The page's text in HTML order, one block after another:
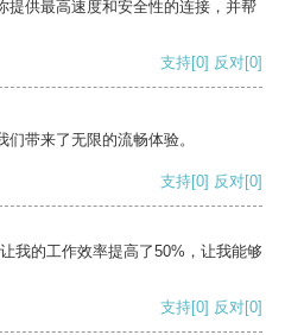
提供最高速度和安全性的连接，并帮
支持[0] 反对[0]
带来了无限的流畅体验。
支持[0] 反对[0]
我的工作效率提高了50%，让我能够
支持[0] 反对[0]